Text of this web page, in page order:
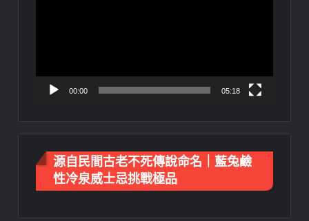
00:00 05:18
源自民間古老不死傳說命名｜藍兔鹼
性冷泉威士忌挑戰極品